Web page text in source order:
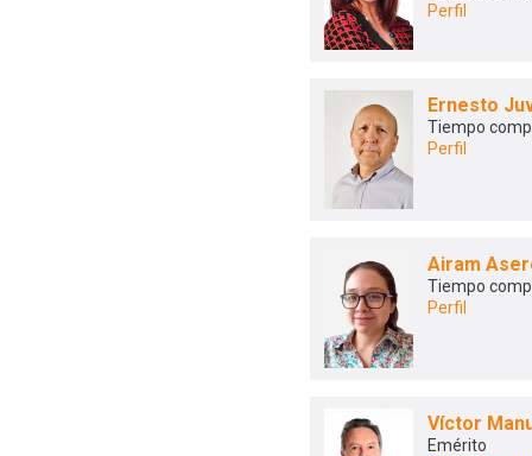
Perfil
Ernesto
Tiempo
Perfil
Airam
Tiempo
Perfil
Víctor
Emérito